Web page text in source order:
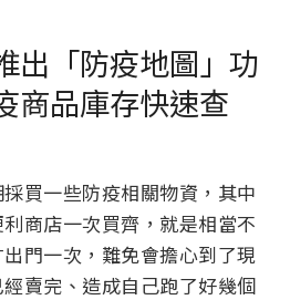
出「防疫地圖」功
商品庫存快速查
買一些防疫相關物資，其中
商店一次買齊，就是相當不
門一次，難免會擔心到了現
賣完、造成自己跑了好幾個